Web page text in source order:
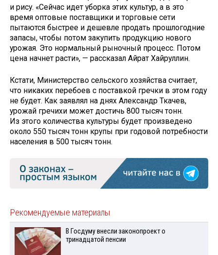
и рису. «Сейчас идет уборка этих культур, а в это
время оптовые поставщики и торговые сети
пытаются быстрее и дешевле продать прошлогодние
запасы, чтобы потом закупить продукцию нового
урожая. Это нормальный рыночный процесс. Потом
цена начнет расти», — рассказал Айрат Хайруллин.
Кстати, Министерство сельского хозяйства считает,
что никаких перебоев с поставкой гречки в этом году
не будет. Как заявлял на днях Александр Ткачев,
урожай гречихи может достичь 800 тысяч тонн.
Из этого количества культуры будет произведено
около 550 тысяч тонн крупы при годовой потребности
населения в 500 тысяч тонн.
Рекомендуемые материалы
В Госдуму внесли законопроект о
тринадцатой пенсии